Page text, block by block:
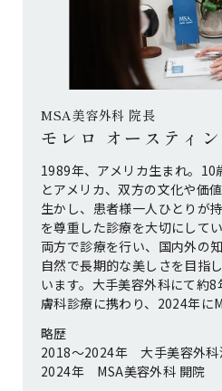
MSA美容外科 院長
モレロ オースティ
1989年、アメリカ生まれ。10
とアメリカ、双方の文化や価
生かし、患者様一人ひとりが
を尊重した診療を大切にして
両方で診療を行い、国内外の
自然で長期的な美しさを目指
います。大手美容外科にて約
膚科診療に携わり、2024年に
略歴
2018〜2024年 大手美容外科
2024年 MSA美容外科 開院